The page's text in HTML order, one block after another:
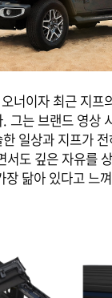
너이자 최근 지프
그는 브랜드 영상
일상과 지프가
서도 깊은 자유를
장 닮아 있다고 느